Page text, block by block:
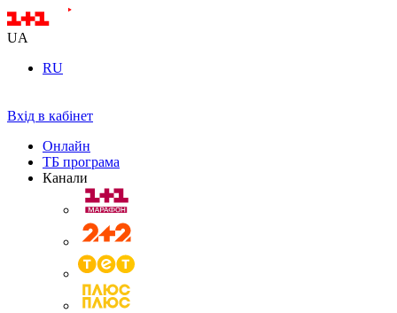
UA
RU
Вхід в кабінет
Онлайн
ТБ програма
Канали